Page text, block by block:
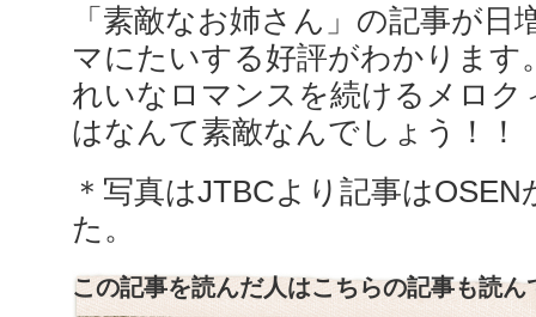
「素敵なお姉さん」の記事が
マにたいする好評がわかります
れいなロマンスを続けるメロク
はなんて素敵なんでしょう！！
＊写真はJTBCより記事は
た。
この記事を読んだ人はこちらの記事も読ん